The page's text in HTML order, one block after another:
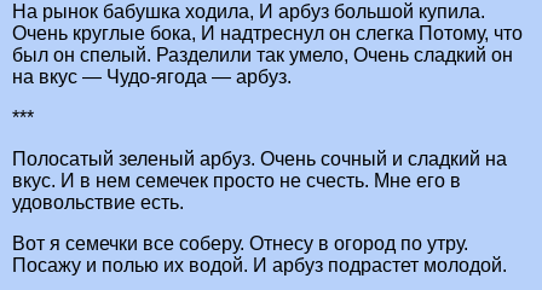
На рынок бабушка ходила, И арбуз большой купила.
Очень круглые бока, И надтреснул он слегка Потому, что
был он спелый. Разделили так умело, Очень сладкий он
на вкус — Чудо-ягода — арбуз.
***
Полосатый зеленый арбуз. Очень сочный и сладкий на
вкус. И в нем семечек просто не счесть. Мне его в
удовольствие есть.
Вот я семечки все соберу. Отнесу в огород по утру.
Посажу и полью их водой. И арбуз подрастет молодой.